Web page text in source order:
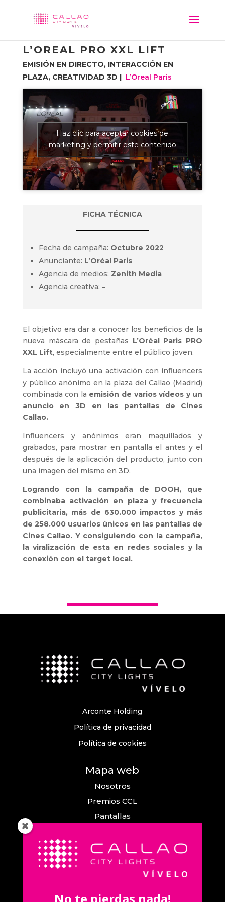
L’OREAL PRO XXL LIFT
EMISIÓN EN DIRECTO, INTERACCIÓN EN
PLAZA, CREATIVIDAD 3D | L’Oreal Paris
Haz clic para aceptar cookies de
marketing y permitir este contenido
FICHA TÉCNICA
Fecha de campaña: Octubre 2022
Anunciante: L’Oréal Paris
Agencia de medios: Zenith Media
Agencia creativa: –
El objetivo era dar a conocer los beneficios de la
nueva máscara de pestañas L’Oréal Paris PRO
XXL Lift, especialmente entre el público joven.
La acción incluyó una activación con influencers
y público anónimo en la plaza del Callao (Madrid)
combinada con la emisión de varios vídeos y un
anuncio en 3D en las pantallas de Cines
Callao.
Influencers y anónimos eran maquillados y
grabados, para mostrar en pantalla el antes y el
después de la aplicación del producto, junto con
una imagen del mismo en 3D.
Logrando con la campaña de DOOH, que
combinaba activación en plaza y frecuencia
publicitaria, más de 630.000 impactos y más
de 258.000 usuarios únicos en las pantallas de
Cines Callao. Y consiguiendo con la campaña,
la viralización de esta en redes sociales y la
conexión con el target local.
Arconte Holding
Política de privacidad
Política de cookies
Mapa web
Nosotros
Premios CCL
Pantallas
Comunicación
Callao City Arts